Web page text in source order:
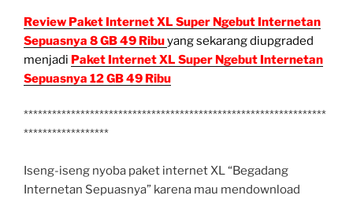
Review Paket Internet XL Super Ngebut Internetan
Sepuasnya 8 GB 49 Ribuyang sekarang diupgraded
menjadi Paket Internet XL Super Ngebut Internetan
Sepuasnya 12 GB 49 Ribu
****************************************************************
******************
Iseng-iseng nyoba paket internet XL “Begadang
Internetan Sepuasnya” karena mau mendownload